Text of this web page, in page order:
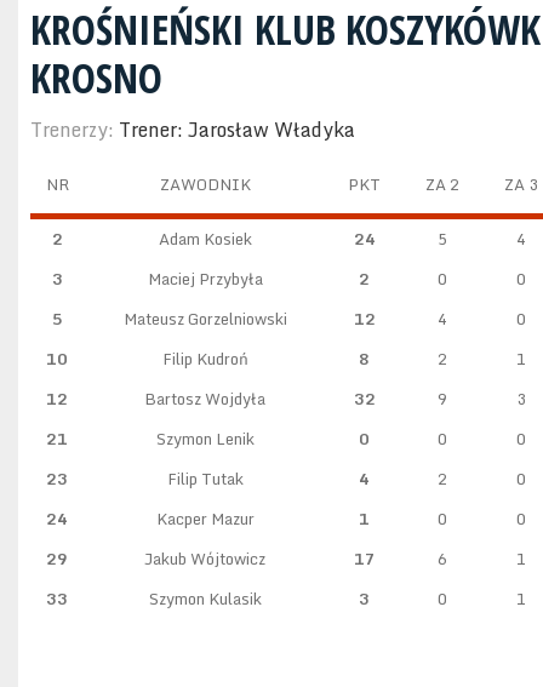
KROŚNIEŃSKI KLUB
KROSNO
Trenerzy: Trener: Jarosław Władyka
NR ZAWODNIK PKT ZA 2 ZA 3
2 Adam Kosiek 24 5
4
3
Maciej Przybyła 2 0
0
5
Mateusz Gorzelniowski 12 4
0
10
Filip Kudroń 8 2
1
12
Bartosz Wojdyła 32 9
3
21
Szymon Lenik 0 0
0
23
Filip Tutak 4 2
0
24
Kacper Mazur 1 0
0
29
Jakub Wójtowicz 17 6
1
33
Szymon Kulasik 3 0 1